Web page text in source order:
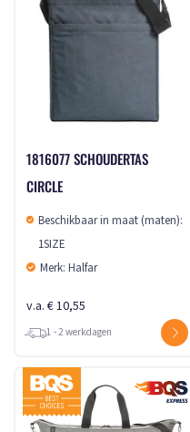
1816077 SCHOUDERTAS
CIRCLE
Beschikbaar in maat (maten):
1SIZE
Merk: Halfar
v.a. € 10,55
1 - 2 werkdagen